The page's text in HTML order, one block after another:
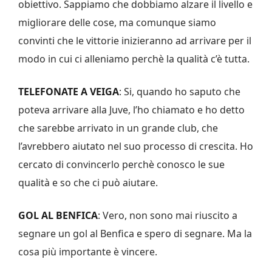
obiettivo. Sappiamo che dobbiamo alzare il livello e
migliorare delle cose, ma comunque siamo
convinti che le vittorie inizieranno ad arrivare per il
modo in cui ci alleniamo perchè la qualità c’è tutta.
TELEFONATE A VEIGA: Si, quando ho saputo che
poteva arrivare alla Juve, l’ho chiamato e ho detto
che sarebbe arrivato in un grande club, che
l’avrebbero aiutato nel suo processo di crescita. Ho
cercato di convincerlo perchè conosco le sue
qualità e so che ci può aiutare.
GOL AL BENFICA: Vero, non sono mai riuscito a
segnare un gol al Benfica e spero di segnare. Ma la
cosa più importante è vincere.